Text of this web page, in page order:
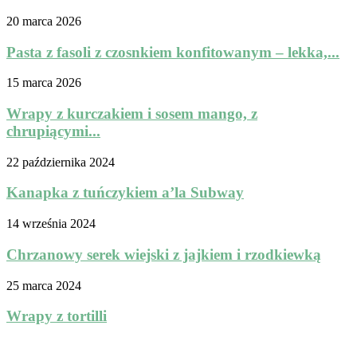
20 marca 2026
Pasta z fasoli z czosnkiem konfitowanym – lekka,...
15 marca 2026
Wrapy z kurczakiem i sosem mango, z
chrupiącymi...
22 października 2024
Kanapka z tuńczykiem a’la Subway
14 września 2024
Chrzanowy serek wiejski z jajkiem i rzodkiewką
25 marca 2024
Wrapy z tortilli